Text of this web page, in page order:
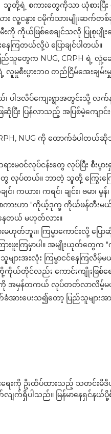
သူတို့ရဲ့ စကားတွေကိုသာ ယုံစားပ
သား လူ့ငနွား ငမိုက်သားမျိုးဆ
ကိုယ်ဖြစ်စေချင်သလို ပြုစုပျိုး
းနေကြတယ်လို့ပဲ ပြောချင်ပါတယ်။
ည်သူတွေက NUG, CRPH ရဲ့ လှုံ့ဆ
မှုစီးပွားဘဝ တည်ငြိမ်အေးချမ်
ပါဒလိပ်ကျေးရွာအတွင်းသို့ လက်န
ပြီး ပြန်လာသည့် အပြစ်မဲ့ကျော
NUG ကို ထောက်ခံပါတယ်ဆို
ဝင်လုပ်ငန်းတွေ လုပ်ပြီး စီးပွား
ေ လုပ်တယ်။ ဘာတဲ့ သူတို့ ကြွေး
ား၊ ကရင်၊ ချင်း၊ ဗမာ၊ မွန်၊
ကားဟာ "ကိုယ့်ဒုက္ခ ကိုယ်ဖန်တီးမ
ေတယ် မဟုတ်လား။
ဟုတ်ဘူး။ ကြမ္မာကောင်းလို့ ပြ
ားဖူးကြမှာပါ။ အမျိုးယုတ်တွ
းအးလုံး ကြမ္မာငင်နေကြလိ
တိုင်လည်း ကောင်းကျိုးဖြစ်စ
အမှန်တကယ် လုပ်တတ်လာလိမ့်မ
ားပေးသ၍တော့ ပြည်သူများ
ေးကို ဦးထိပ်ထားသည့် သတင်းမီဒီယ
လျက်ရှိပါသည်။ မြန်မာနေရှင်န